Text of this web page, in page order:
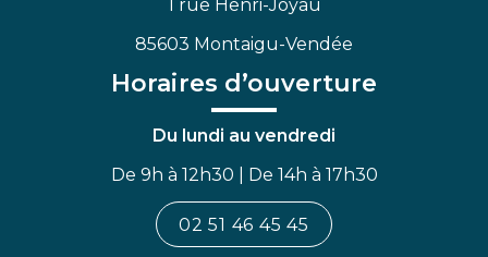
1 rue Henri-Joyau
85603 Montaigu-Vendée
Horaires d’ouverture
Du lundi au vendredi
De 9h à 12h30 | De 14h à 17h30
02 51 46 45 45